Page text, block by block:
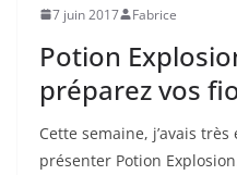
7 juin 2017 Fabrice
Potion
préparez vos
Cette semaine, j’avais très
présenter Potion